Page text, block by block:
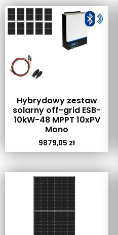
Hybrydowy zestaw
solarny off-grid ESB-
10kW-48 MPPT 10xPV
Mono
9879,05 zł